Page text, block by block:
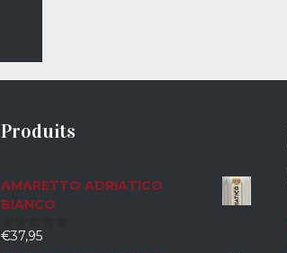
Produits
AMARETTO ADRIATICO
BIANCO
0
€37,95